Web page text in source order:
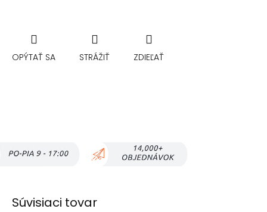
OPÝTAŤ SA STRÁŽIŤ ZDIEĽAŤ
Súvisiaci tovar